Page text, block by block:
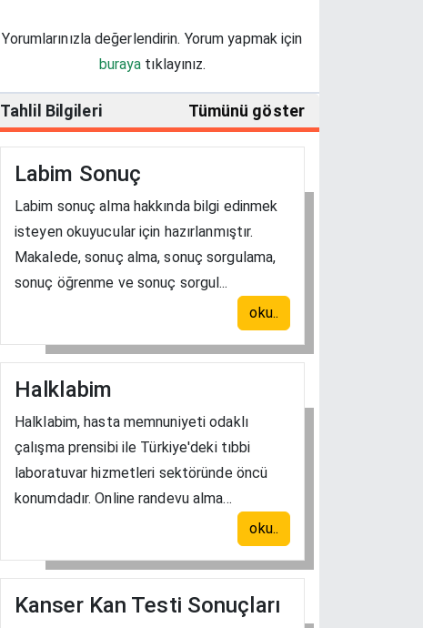
Yorumlarınızla değerlendirin. Yorum yapmak için
buraya tıklayınız.
Tahlil Bilgileri Tümünü göster
Labim Sonuç
Labim sonuç alma hakkında bilgi edinmek
isteyen okuyucular için hazırlanmıştır.
Makalede, sonuç alma, sonuç sorgulama,
sonuç öğrenme ve sonuç sorgul...
oku..
Halklabim
Halklabim, hasta memnuniyeti odaklı
çalışma prensibi ile Türkiye'deki tıbbi
laboratuvar hizmetleri sektöründe öncü
konumdadır. Online randevu alma...
oku..
Kanser Kan Testi Sonuçları